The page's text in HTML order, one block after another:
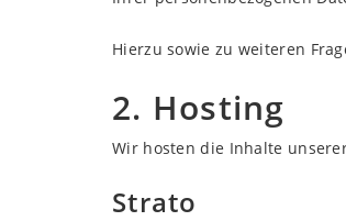
Hierzu sowie zu weiteren
2. Hosting
Wir hosten die Inhalte
Strato